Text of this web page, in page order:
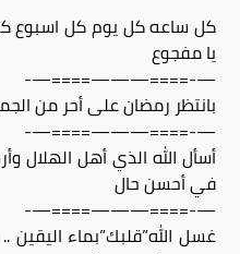
كل ساعه كل يوم كل اسبوع
يا مفجوع
—-====———====—-
بانتظر رمضان على أحر من
—-====———====—-
أسأل الله الذي أهل الهلال
في أحسن حال
—-====———====—-
غسل الله”قلبك”بماء